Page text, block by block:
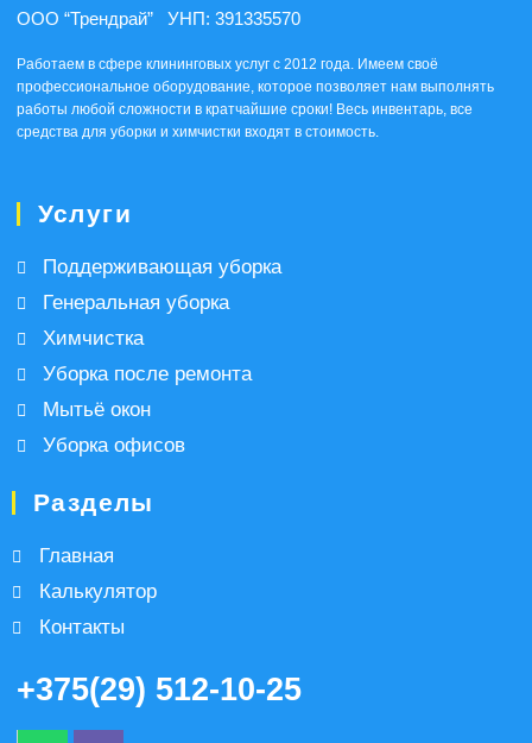
ООО “Трендрай” УНП: 391335570
Работаем в сфере клининговых услуг с 2012 года. Имеем своё
профессиональное оборудование, которое позволяет нам выполнять
работы любой сложности в кратчайшие сроки! Весь инвентарь, все
средства для уборки и химчистки входят в стоимость.
Услуги
Поддерживающая уборка
Генеральная уборка
Химчистка
Уборка после ремонта
Мытьё окон
Уборка офисов
Разделы
Главная
Калькулятор
Контакты
+375(29) 512-10-25